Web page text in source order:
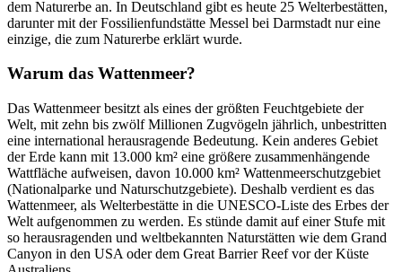
dem Naturerbe an. In Deutschland gibt es heute 25 Welterbestätten,
darunter mit der Fossilienfundstätte Messel bei Darmstadt nur eine
einzige, die zum Naturerbe erklärt wurde.
Warum das Wattenmeer?
Das Wattenmeer besitzt als eines der größten Feuchtgebiete der
Welt, mit zehn bis zwölf Millionen Zugvögeln jährlich, unbestritten
eine international herausragende Bedeutung. Kein anderes Gebiet
der Erde kann mit 13.000 km² eine größere zusammenhängende
Wattfläche aufweisen, davon 10.000 km² Wattenmeerschutzgebiet
(Nationalparke und Naturschutzgebiete). Deshalb verdient es das
Wattenmeer, als Welterbestätte in die UNESCO-Liste des Erbes der
Welt aufgenommen zu werden. Es stünde damit auf einer Stufe mit
so herausragenden und weltbekannten Naturstätten wie dem Grand
Canyon in den USA oder dem Great Barrier Reef vor der Küste